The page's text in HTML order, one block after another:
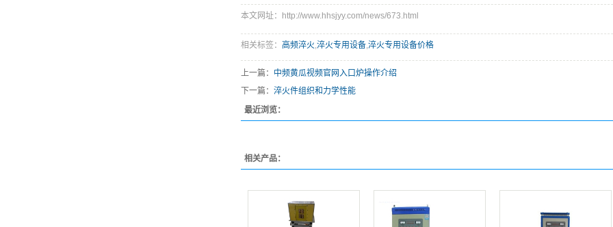
本文网址：http://www.hhsjyy.com/news/673.html
相关标签： 高频淬火,淬火专用设备,淬火专用设备价格
上一篇： 中频黄瓜视频官网入口炉操作介绍
下一篇： 淬火件组织和力学性能
最近浏览：
相关产品：